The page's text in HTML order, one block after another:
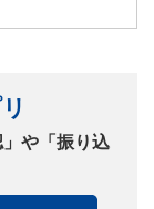
や「振り込